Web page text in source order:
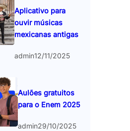
Aplicativo para
ouvir músicas
mexicanas antigas
admin12/11/2025
Aulões gratuitos
para o Enem 2025
admin29/10/2025